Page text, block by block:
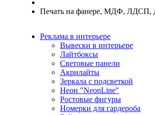
Печать на фанере, МДФ, ЛДСП,
Реклама в интерьере
Вывески в интерьере
Лайтбоксы
Световые панели
Акрилайты
Зеркала с подсветкой
Неон "NeonLine"
Ростовые фигуры
Номерки для гардероба